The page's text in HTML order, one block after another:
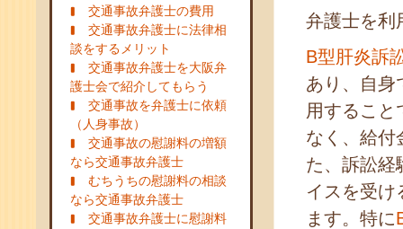
交通事故弁護士の費用
交通事故弁護士に法律相
談をするメリット
交通事故弁護士を大阪弁
護士会で紹介してもらう
交通事故を弁護士に依頼
（人身事故）
交通事故の慰謝料の増額
なら交通事故弁護士
むちうちの慰謝料の相談
なら交通事故弁護士
交通事故弁護士に慰謝料
弁護士を利
B型肝炎訴
あり、自身
用すること
なく、給付
た、訴訟経
イスを受け
ます。特に